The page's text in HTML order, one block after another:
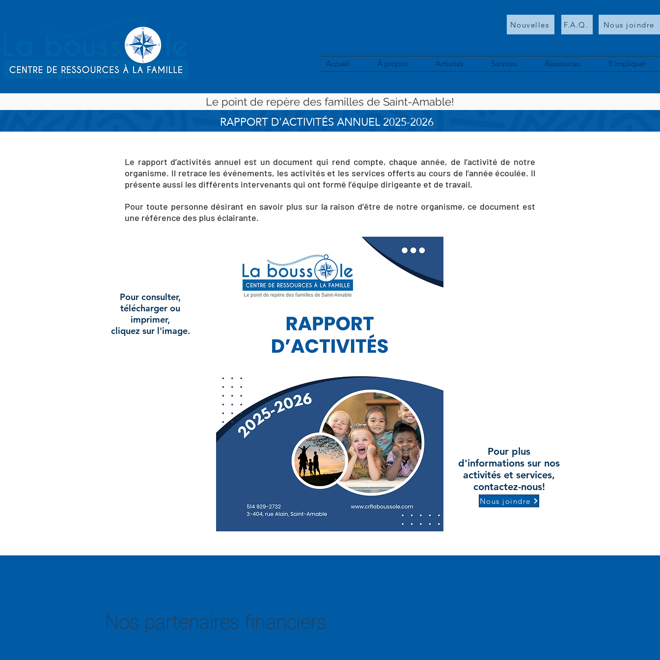
Nouvelles F.A.Q. Nous joindre
Accueil À propos Activités Services Ressources S'impliquer
Le point de repère des familles de Saint-Amable!
RAPPORT D'ACTIVITÉS ANNUEL 2025-2026
Le rapport d’activités annuel est un document qui rend compte, chaque année, de l’activité de notre
organisme. Il retrace les événements, les activités et les services offerts au cours de l’année écoulée. Il
présente aussi les différents intervenants qui ont formé l’équipe dirigeante et de travail.
Pour toute personne désirant en savoir plus sur la raison d’être de notre organisme, ce document est
une référence des plus éclairante.
Pour consulter,
télécharger ou
imprimer,
cliquez sur l'image.
Pour plus
d'informations sur nos
activités et services,
contactez-nous!
Nous joindre
Nos partenaires financiers